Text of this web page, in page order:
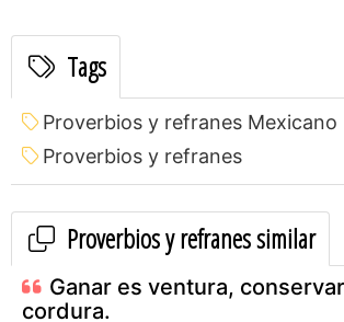
Tags
Proverbios y refranes Mexicano
Proverbios y refranes
Proverbios y refranes similar
Ganar es ventura,
cordura.